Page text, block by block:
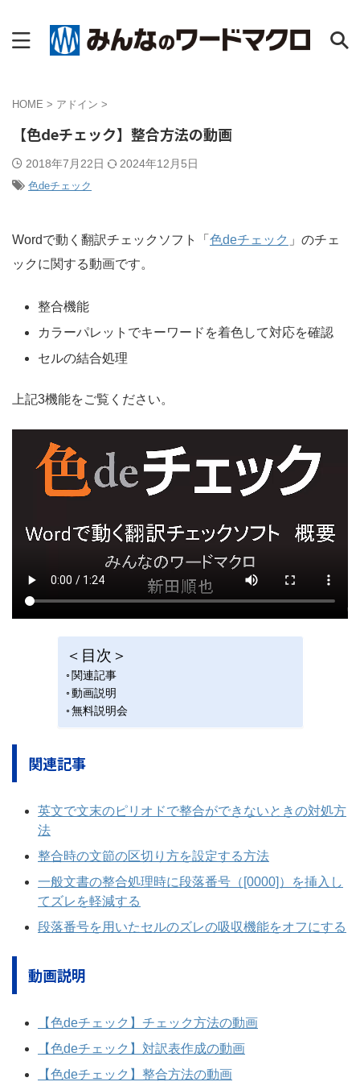
HOME > アドイン >
【色deチェック】整合方法の動画
2018年7月22日 2024年12月5日
色deチェック
Wordで動く翻訳チェックソフト「 色deチェック 」のチェ
ックに関する動画です。
整合機能
カラーパレットでキーワードを着色して対応を確認
セルの結合処理
上記3機能をご覧ください。
＜目次＞
関連記事
動画説明
無料説明会
関連記事
英文で文末のピリオドで整合ができないときの対処方
法
整合時の文節の区切り方を設定する方法
一般文書の整合処理時に段落番号（[0000]）を挿入し
てズレを軽減する
段落番号を用いたセルのズレの吸収機能をオフにする
動画説明
【色deチェック】チェック方法の動画
【色deチェック】対訳表作成の動画
【色deチェック】整合方法の動画